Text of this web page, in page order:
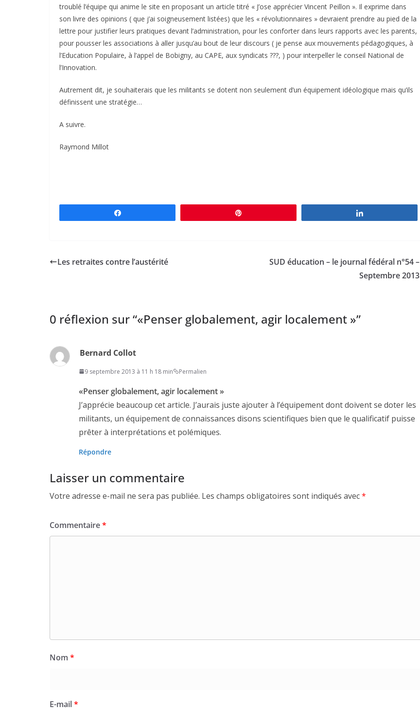
troublé l’équipe qui anime le site en proposant un article titré « J’ose apprécier Vincent Peillon ». Il exprime dans
son livre des opinions ( que j’ai soigneusement listées) que les « révolutionnaires » devraient prendre au pied de la
lettre pour justifier leurs pratiques devant l’administration, pour les conforter dans leurs rapports avec les parents,
pour pousser les associations à aller jusqu’au bout de leur discours ( je pense aux mouvements pédagogiques, à
l’Education Populaire, à l’appel de Bobigny, au CAPE, aux syndicats ???, ) pour interpeller le conseil National de
l’Innovation.
Autrement dit, je souhaiterais que les militants se dotent non seulement d’un équipement idéologique mais qu’ils
définissent une stratégie…
A suivre.
Raymond Millot
Les retraites contre l’austérité
SUD éducation – le journal fédéral n°54 –
Septembre 2013
0 réflexion sur “«Penser globalement, agir localement »”
Bernard Collot
9 septembre 2013 à 11 h 18 min Permalien
«Penser globalement, agir localement »
J’apprécie beaucoup cet article. J’aurais juste ajouter à l’équipement dont doivent se doter les
militants, un équipement de connaissances disons scientifiques bien que le qualificatif puisse
prêter à interprétations et polémiques.
Répondre
Laisser un commentaire
Votre adresse e-mail ne sera pas publiée. Les champs obligatoires sont indiqués avec*
Commentaire*
Nom *
E-mail*